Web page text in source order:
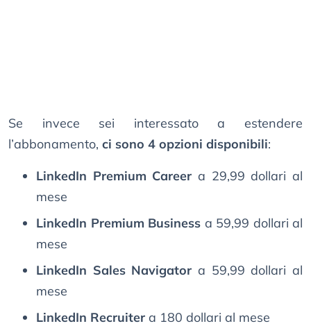
Se invece sei interessato a estendere
l’abbonamento, ci sono 4 opzioni disponibili:
LinkedIn Premium Career a 29,99 dollari al
mese
LinkedIn Premium Business a 59,99 dollari al
mese
LinkedIn Sales Navigator a 59,99 dollari al
mese
LinkedIn Recruiter a 180 dollari al mese